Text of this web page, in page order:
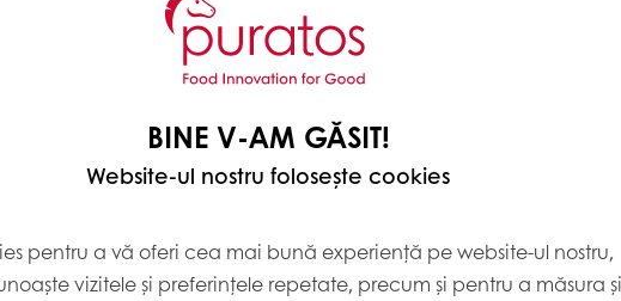
rețetele pe care le-ai salvat, apasă pe pictograma
mele favorite".
BINE V-AM GĂSIT!
Website-ul nostru folosește cookies
pentru a vă oferi cea mai bună experiență pe website-ul nostru,
vizitele și preferințele repetate, precum și pentru a măsura și
Date